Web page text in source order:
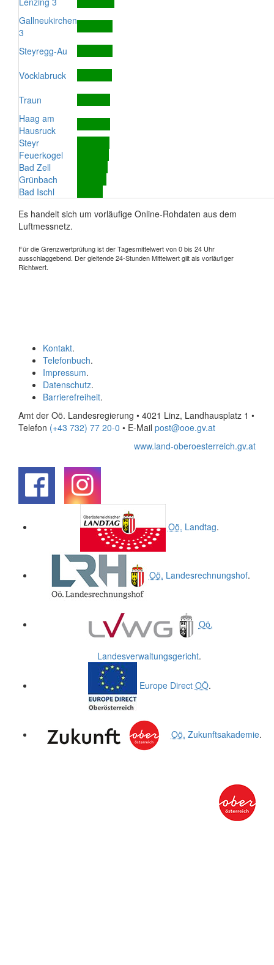
Gallneukirchen
3
Steyregg-Au
Vöcklabruck
Traun
Haag am
Hausruck
Steyr
Feuerkogel
Bad Zell
Grünbach
Bad Ischl
Es handelt sich um vorläufige Online-Rohdaten aus dem
Luftmessnetz.
Für die Grenzwertprüfung ist der Tagesmittelwert von 0 bis 24 Uhr
ausschlaggebend. Der gleitende 24-Stunden Mittelwert gilt als vorläufiger
Richtwert.
Kontakt.
Telefonbuch.
Impressum.
Datenschutz.
Barrierefreiheit.
Amt der Oö. Landesregierung • 4021 Linz, Landhausplatz 1 •
Telefon (+43 732) 77 20-0 • E-Mail post@ooe.gv.at
www.land-oberoesterreich.gv.at
Oö. Landtag.
Oö. Landesrechnungshof.
Oö.
Landesverwaltungsgericht.
Europe Direct OÖ.
Oö. Zukunftsakademie.